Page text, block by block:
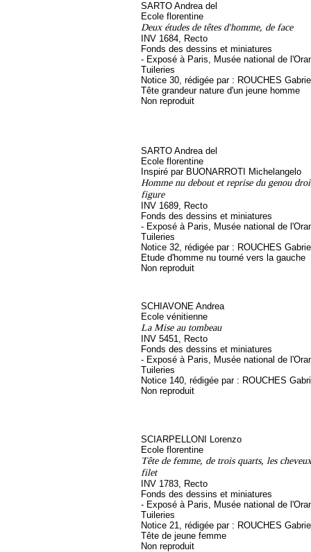
SARTO Andrea del
Ecole florentine
Deux études de têtes d'homme, de face
INV 1684, Recto
Fonds des dessins et miniatures
- Exposé à Paris, Musée national de
Tuileries
Notice 30, rédigée par : ROUCHES
Tête grandeur nature d'un jeune homme
Non reproduit
SARTO Andrea del
Ecole florentine
Inspiré par BUONARROTI Michelangelo
Homme nu debout et reprise du genou
figure
INV 1689, Recto
Fonds des dessins et miniatures
- Exposé à Paris, Musée national de
Tuileries
Notice 32, rédigée par : ROUCHES
Etude d'homme nu tourné vers la gauche
Non reproduit
SCHIAVONE Andrea
Ecole vénitienne
La Mise au tombeau
INV 5451, Recto
Fonds des dessins et miniatures
- Exposé à Paris, Musée national de
Tuileries
Notice 140, rédigée par : ROUCHES
Non reproduit
SCIARPELLONI Lorenzo
Ecole florentine
Tête de femme, de trois quarts, les
filet
INV 1783, Recto
Fonds des dessins et miniatures
- Exposé à Paris, Musée national de
Tuileries
Notice 21, rédigée par : ROUCHES
Tête de jeune femme
Non reproduit